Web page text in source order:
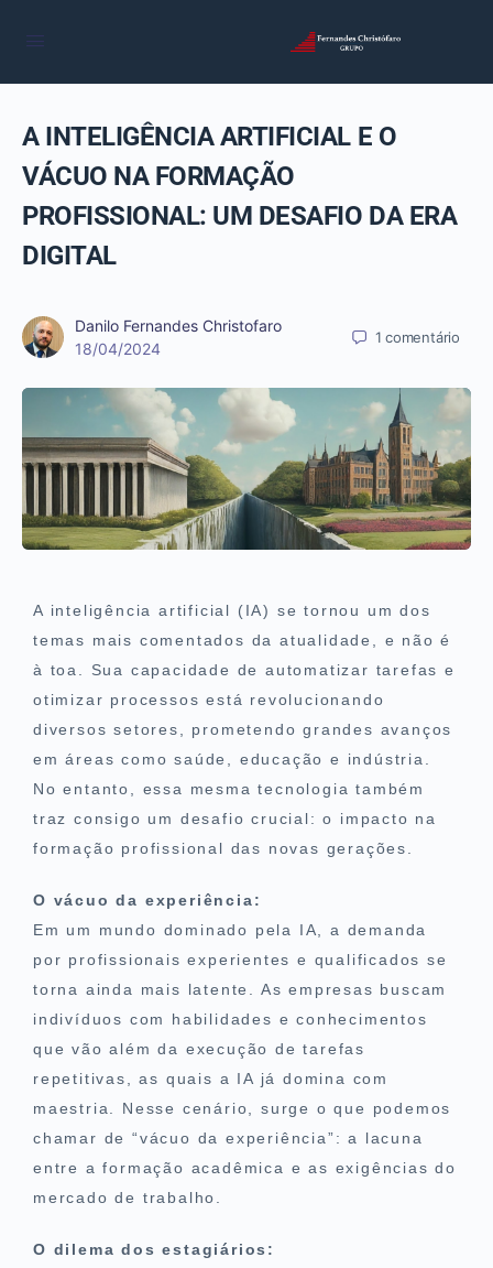
A INTELIGÊNCIA ARTIFICIAL E O
VÁCUO NA FORMAÇÃO
PROFISSIONAL: UM DESAFIO DA ERA
DIGITAL
Danilo Fernandes Christofaro
18/04/2024
1comentário
A inteligência artificial (IA) se tornou um dos
temas mais comentados da atualidade, e não é
à toa. Sua capacidade de automatizar tarefas e
otimizar processos está revolucionando
diversos setores, prometendo grandes avanços
em áreas como saúde, educação e indústria.
No entanto, essa mesma tecnologia também
traz consigo um desafio crucial: o impacto na
formação profissional das novas gerações.
O vácuo da experiência:
Em um mundo dominado pela IA, a demanda
por profissionais experientes e qualificados se
torna ainda mais latente. As empresas buscam
indivíduos com habilidades e conhecimentos
que vão além da execução de tarefas
repetitivas, as quais a IA já domina com
maestria. Nesse cenário, surge o que podemos
chamar de “vácuo da experiência”: a lacuna
entre a formação acadêmica e as exigências do
mercado de trabalho.
O dilema dos estagiários: